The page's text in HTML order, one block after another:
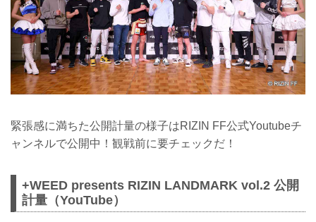
緊張感に満ちた公開計量の様子はRIZIN FF公式Youtubeチ
ャンネルで公開中！観戦前に要チェックだ！
+WEED presents RIZIN LANDMARK vol.2 公開
計量（YouTube）